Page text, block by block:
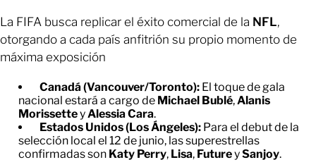
La FIFA busca replicar el éxito comercial de la NFL,
otorgando a cada país anfitrión su propio momento de
máxima exposición
Canadá (Vancouver/Toronto): El toque de gala
nacional estará a cargo de Michael Bublé,Alanis
MorissetteyAlessia Cara.
Estados Unidos (Los Ángeles): Para el debut de la
selección local el 12 de junio, las superestrellas
confirmadas son Katy Perry, Lisa, FutureySanjoy.